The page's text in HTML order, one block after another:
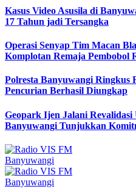
Kasus Video Asusila di
17 Tahun jadi Tersangka
Operasi Senyap Tim Macan
Komplotan Remaja Pembobol
Polresta Banyuwangi Ringkus
Pencurian Berhasil Diungkap
Geopark Ijen Jalani
Banyuwangi Tunjukkan